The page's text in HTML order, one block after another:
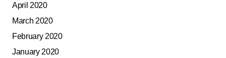
April 2020
March 2020
February 2020
January 2020